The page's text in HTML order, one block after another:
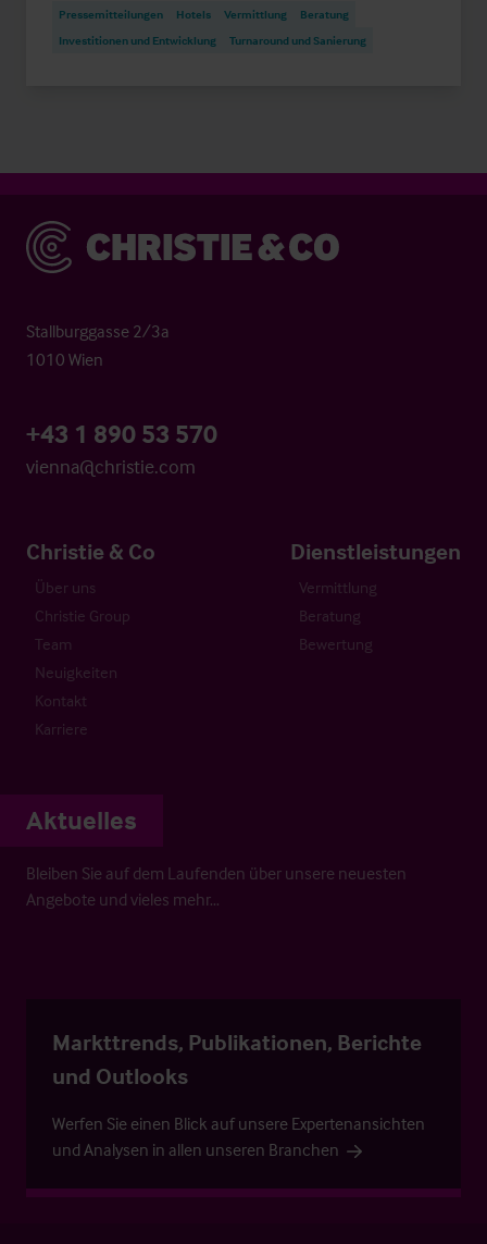
Pressemitteilungen Hotels Vermittlung
Beratung
Investitionen und Entwicklung
Turnaround und Sanierung
Christie & Co
Stallburggasse 2/3a
1010 Wien
+43 1 890 53 570
vienna@christie.com
Christie & Co
Über uns
Christie Group
Team
Neuigkeiten
Kontakt
Karriere
Dienstleistungen
Vermittlung
Beratung
Bewertung
Aktuelles
Bleiben Sie auf dem Laufenden über unsere neuesten
Angebote und vieles mehr…
Markttrends, Publikationen, Berichte
und Outlooks
Werfen Sie einen Blick auf unsere Expertenansichten
und Analysen in allen unseren Branchen